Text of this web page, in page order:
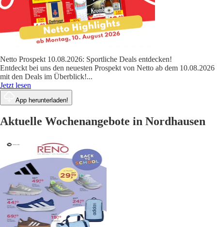
Netto Prospekt 10.08.2026: Sportliche Deals entdecken!
Entdeckt bei uns den neuesten Prospekt von Netto ab dem 10.08.2026
mit den Deals im Überblick!...
Jetzt lesen
App herunterladen!
Aktuelle Wochenangebote in Nordhausen